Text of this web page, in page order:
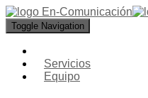
Toggle Navigation
Servicios
Equipo